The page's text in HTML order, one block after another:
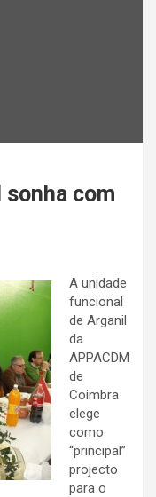
sonha com
A unidade
funcional
de Arganil
da
APPACDM
de
Coimbra
elege
como
“principal”
projecto
para o